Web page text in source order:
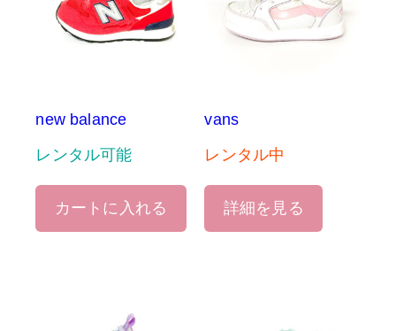
new balance
レンタル可能
カートに入れる
vans
レンタル中
詳細を見る